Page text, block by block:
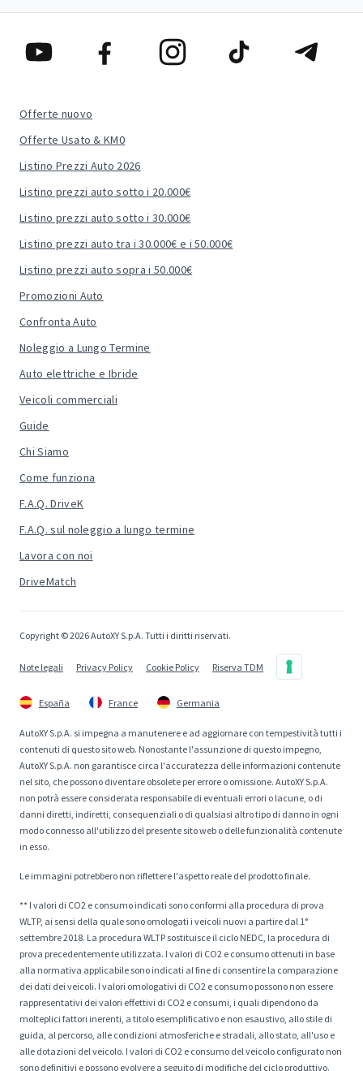
Offerte nuovo
Offerte Usato & KM0
Listino Prezzi Auto 2026
Listino prezzi auto sotto i 20.000€
Listino prezzi auto sotto i 30.000€
Listino prezzi auto tra i 30.000€ e i 50.000€
Listino prezzi auto sopra i 50.000€
Promozioni Auto
Confronta Auto
Noleggio a Lungo Termine
Auto elettriche e Ibride
Veicoli commerciali
Guide
Chi Siamo
Come funziona
F.A.Q. DriveK
F.A.Q. sul noleggio a lungo termine
Lavora con noi
DriveMatch
Copyright © 2026 AutoXY S.p.A. Tutti i diritti riservati.
Note legali Privacy Policy Cookie Policy Riserva TDM
España France Germania
AutoXY S.p.A. si impegna a manutenere e ad aggiornare con tempestività tutti i
contenuti di questo sito web. Nonostante l'assunzione di questo impegno,
AutoXY S.p.A. non garantisce circa l'accuratezza delle informazioni contenute
nel sito, che possono diventare obsolete per errore o omissione. AutoXY S.p.A.
non potrà essere considerata responsabile di eventuali errori o lacune, o di
danni diretti, indiretti, consequenziali o di qualsiasi altro tipo di danno in ogni
modo connesso all'utilizzo del presente sito web o delle funzionalità contenute
in esso.
Le immagini potrebbero non riflettere l'aspetto reale del prodotto finale.
** I valori di CO2 e consumo indicati sono conformi alla procedura di prova
WLTP, ai sensi della quale sono omologati i veicoli nuovi a partire dal 1°
settembre 2018. La procedura WLTP sostituisce il ciclo NEDC, la procedura di
prova precedentemente utilizzata. I valori di CO2 e consumo ottenuti in base
alla normativa applicabile sono indicati al fine di consentire la comparazione
dei dati dei veicoli. I valori omologativi di CO2 e consumo possono non essere
rappresentativi dei valori effettivi di CO2 e consumi, i quali dipendono da
molteplici fattori inerenti, a titolo esemplificativo e non esaustivo, allo stile di
guida, al percorso, alle condizioni atmosferiche e stradali, allo stato, all'uso e
alle dotazioni del veicolo. I valori di CO2 e consumo del veicolo configurato non
sono definitivi e possono evolvere a seguito di modifiche del ciclo produttivo.